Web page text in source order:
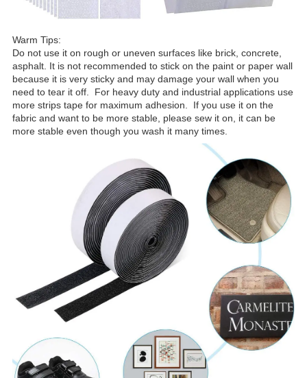
Warm Tips:
Do not use it on rough or uneven surfaces like brick, concrete,
asphalt. It is not recommended to stick on the paint or paper wall
because it is very sticky and may damage your wall when you
need to tear it off. For heavy duty and industrial applications use
more strips tape for maximum adhesion. If you use it on the
fabric and want to be more stable, please sew it on, it can be
more stable even though you wash it many times.